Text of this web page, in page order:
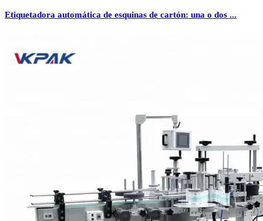
Etiquetadora automática de esquinas de cartón: una o dos ...